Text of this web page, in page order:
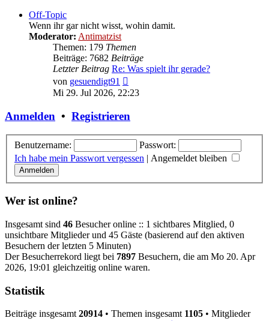
Off-Topic
Wenn ihr gar nicht wisst, wohin damit.
Moderator: Antimatzist
Themen: 179 Themen
Beiträge: 7682 Beiträge
Letzter Beitrag Re: Was spielt ihr gerade?
von gesuendigt91
Beitrag
Mi 29. Jul 2026, 22:23
Anmelden • Registrieren
Benutzername:
Passwort:
Ich habe mein Passwort vergessen | Angemeldet bleiben
Wer ist online?
Insgesamt sind 46 Besucher online :: 1 sichtbares Mitglied, 0
unsichtbare Mitglieder und 45 Gäste (basierend auf den aktiven
Besuchern der letzten 5 Minuten)
Der Besucherrekord liegt bei 7897 Besuchern, die am Mo 20. Apr
2026, 19:01 gleichzeitig online waren.
Statistik
Beiträge insgesamt 20914 • Themen insgesamt 1105 • Mitglieder